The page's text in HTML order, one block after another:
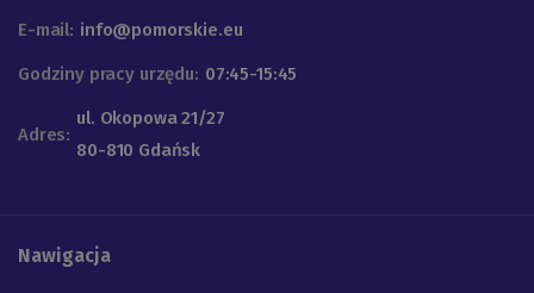
E-mail: info@pomorskie.eu
Godziny pracy urzędu: 07:45-15:45
Adres:
ul. Okopowa 21/27
80-810 Gdańsk
Nawigacja